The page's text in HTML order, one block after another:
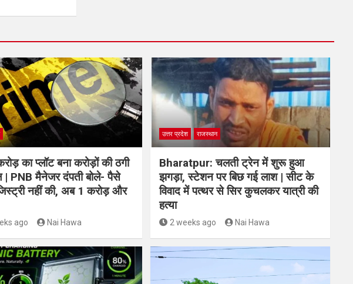
का प्लॉट बना करोड़ों की ठगी
| PNB मैनेजर दंपती बोले- पैसे
नहीं की, अब 1 करोड़ और
ago Nai Hawa
उत्तर प्रदेश राजस्थान
Bharatpur: चलती ट्रेन में शुरू हुआ
झगड़ा, स्टेशन पर बिछ गई लाश | सीट के
विवाद में पत्थर से सिर कुचलकर यात्री की
हत्या
2 weeks ago Nai Hawa